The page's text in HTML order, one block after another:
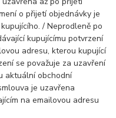
o přijetí objednávky je
/ Neprodleně po
kupujícímu potvrzení
adresu, kterou kupující
se považuje za uzavření
aktuální obchodní
je uzavřena
na emailovou adresu